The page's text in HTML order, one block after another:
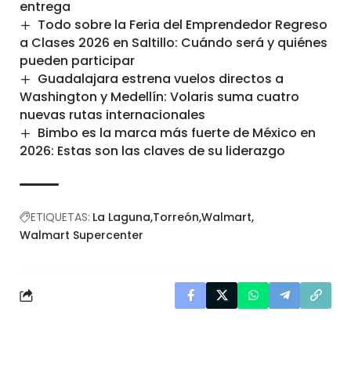
entrega
Todo sobre la Feria del Emprendedor Regreso
a Clases 2026 en Saltillo: Cuándo será y quiénes
pueden participar
Guadalajara estrena vuelos directos a
Washington y Medellín: Volaris suma cuatro
nuevas rutas internacionales
Bimbo es la marca más fuerte de México en
2026: Estas son las claves de su liderazgo
ETIQUETAS: La Laguna Torreón Walmart
Walmart Supercenter